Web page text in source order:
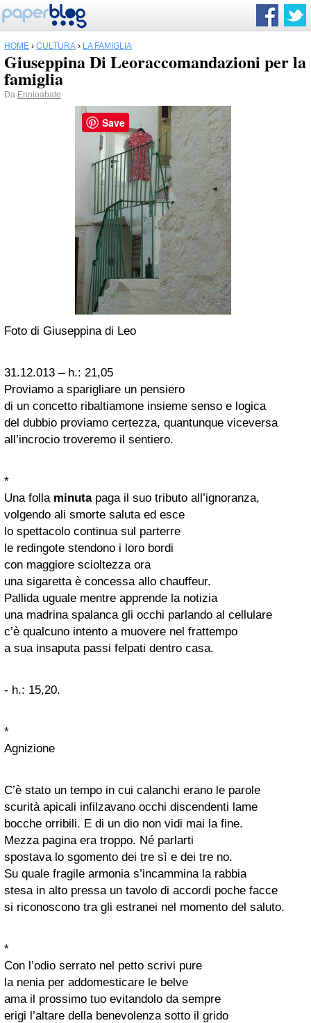
HOME › CULTURA › LA FAMIGLIA
Giuseppina Di Leoraccomandazioni per la
famiglia
Da Ennioabate
Foto di Giuseppina di Leo
31.12.013 – h.: 21,05
Proviamo a sparigliare un pensiero
di un concetto ribaltiamone insieme senso e logica
del dubbio proviamo certezza, quantunque viceversa
all’incrocio troveremo il sentiero.
*
Una folla minutapaga il suo tributo all’ignoranza,
volgendo ali smorte saluta ed esce
lo spettacolo continua sul parterre
le redingote stendono i loro bordi
con maggiore scioltezza ora
una sigaretta è concessa allo chauffeur.
Pallida uguale mentre apprende la notizia
una madrina spalanca gli occhi parlando al cellulare
c’è qualcuno intento a muovere nel frattempo
a sua insaputa passi felpati dentro casa.
- h.: 15,20.
*
Agnizione
C’è stato un tempo in cui calanchi erano le parole
scurità apicali infilzavano occhi discendenti lame
bocche orribili. E di un dio non vidi mai la fine.
Mezza pagina era troppo. Né parlarti
spostava lo sgomento dei tre sì e dei tre no.
Su quale fragile armonia s’incammina la rabbia
stesa in alto pressa un tavolo di accordi poche facce
si riconoscono tra gli estranei nel momento del saluto.
*
Con l’odio serrato nel petto scrivi pure
la nenia per addomesticare le belve
ama il prossimo tuo evitandolo da sempre
erigi l’altare della benevolenza sotto il grido
Save